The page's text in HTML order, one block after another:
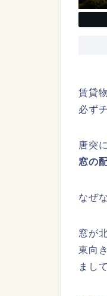
賃貸
必ず
唐突
窓の
なぜ
窓が
東向
まし